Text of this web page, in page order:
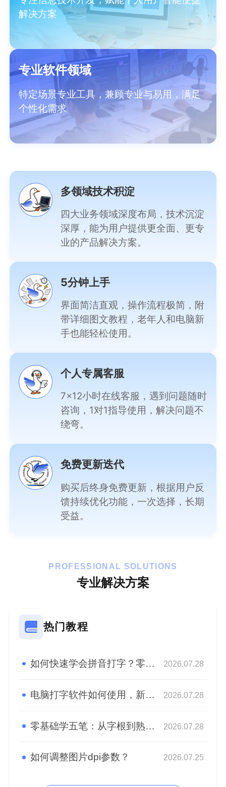
解决方案
专业软件领域
特定场景专业工具，兼顾专业与易用，满足
个性化需求
多领域技术积淀
四大业务领域深度布局，技术沉淀
深厚，能为用户提供更全面、更专
业的产品解决方案。
5分钟上手
界面简洁直观，操作流程极简，附
带详细图文教程，老年人和电脑新
手也能轻松使用。
个人专属客服
7×12小时在线客服，遇到问题随时
咨询，1对1指导使用，解决问题不
绕弯。
免费更新迭代
购买后终身免费更新，根据用户反
馈持续优化功能，一次选择，长期
受益。
PROFESSIONAL SOLUTIONS
专业解决方案
热门教程
如何快速学会拼音打字？零基础快速学会拼音盲打！ 2026.07.28
电脑打字软件如何使用，新手快速熟悉盲打 2026.07.28
零基础学五笔：从字根到熟练，高效打字入门指南 2026.07.28
如何调整图片dpi参数？ 2026.07.25